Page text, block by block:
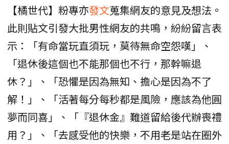
【橘世代】粉專亦發文蒐集網友的意見及想法。
此則貼文引發大批男性網友的共鳴，紛紛留言表
示：「有命當玩直須玩，莫待無命空怨嘆」、
「退休後這個也不能那個也不行，那幹嘛退
休？」、「恐懼是因為無知、擔心是因為不了
解！」、「活著每分每秒都是風險，應該為他圓
夢而同喜」、「『退休金』難道留給後代辦喪禮
用？」、「去感受他的快樂，不用老是站在圈外